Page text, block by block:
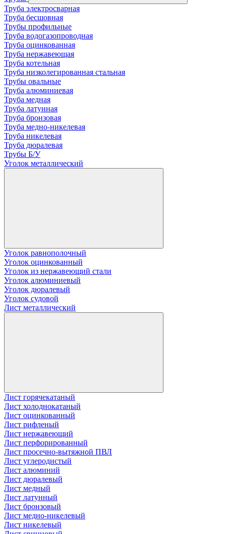
Труба электросварная
Труба бесшовная
Трубы профильные
Труба водогазопроводная
Труба оцинкованная
Труба нержавеющая
Труба котельная
Труба низколегированная стальная
Трубы овальные
Труба алюминиевая
Труба медная
Труба латунная
Труба бронзовая
Труба медно-никелевая
Труба никелевая
Труба дюралевая
Трубы Б/У
Уголок металлический
Уголок равнополочный
Уголок оцинкованный
Уголок из нержавеющий стали
Уголок алюминиевый
Уголок дюралевый
Уголок судовой
Лист металлический
Лист горячекатаный
Лист холоднокатаный
Лист оцинкованный
Лист рифленый
Лист нержавеющий
Лист перфорированный
Лист просечно-вытяжной ПВЛ
Лист углеродистый
Лист алюминий
Лист дюралевый
Лист медный
Лист латунный
Лист бронзовый
Лист медно-никелевый
Лист никелевый